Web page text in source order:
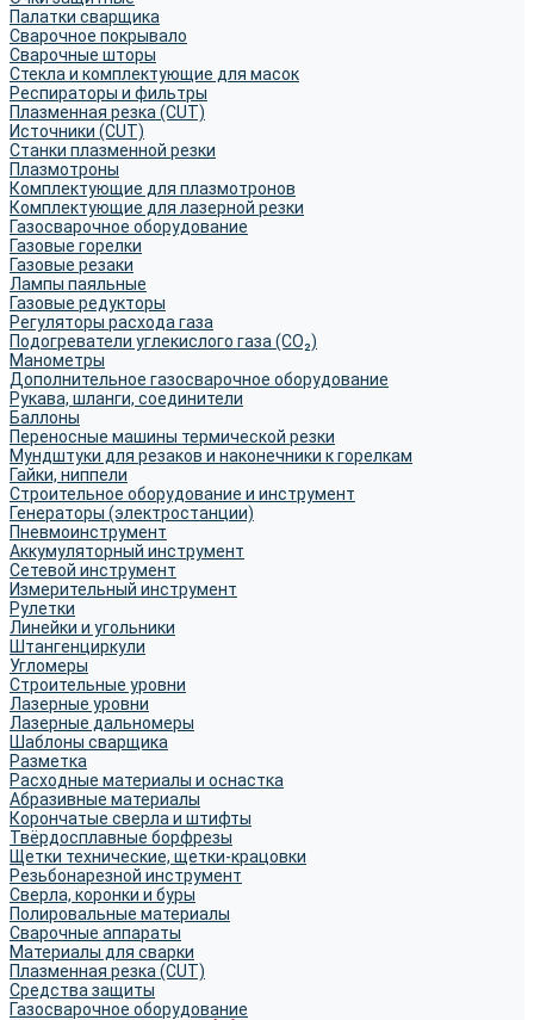
Палатки сварщика
Сварочное покрывало
Сварочные шторы
Стекла и комплектующие для масок
Респираторы и фильтры
Плазменная резка (CUT)
Источники (CUT)
Станки плазменной резки
Плазмотроны
Комплектующие для плазмотронов
Комплектующие для лазерной резки
Газосварочное оборудование
Газовые горелки
Газовые резаки
Лампы паяльные
Газовые редукторы
Регуляторы расхода газа
Подогреватели углекислого газа (CO₂)
Манометры
Дополнительное газосварочное оборудование
Рукава, шланги, соединители
Баллоны
Переносные машины термической резки
Мундштуки для резаков и наконечники к горелкам
Гайки, ниппели
Строительное оборудование и инструмент
Генераторы (электростанции)
Пневмоинструмент
Аккумуляторный инструмент
Сетевой инструмент
Измерительный инструмент
Рулетки
Линейки и угольники
Штангенциркули
Угломеры
Строительные уровни
Лазерные уровни
Лазерные дальномеры
Шаблоны сварщика
Разметка
Расходные материалы и оснастка
Абразивные материалы
Корончатые сверла и штифты
Твёрдосплавные борфрезы
Щетки технические, щетки-крацовки
Резьбонарезной инструмент
Сверла, коронки и буры
Полировальные материалы
Сварочные аппараты
Материалы для сварки
Плазменная резка (CUT)
Средства защиты
Газосварочное оборудование